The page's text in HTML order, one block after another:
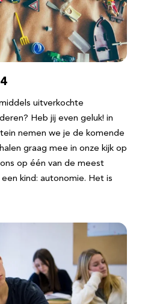
uitverkochte
Heb jij even geluk! in
nemen we je de komende
graag mee in onze kijk op
op één van de meest
kind: autonomie. Het is